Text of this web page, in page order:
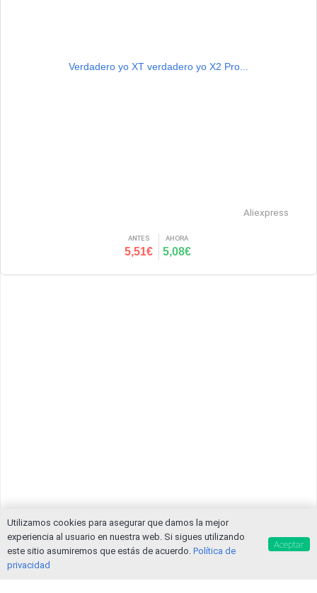
Verdadero yo XT verdadero yo X2 Pro...
Aliexpress
ANTES
5,51€
AHORA
5,08€
Utilizamos cookies para asegurar que damos la mejor
experiencia al usuario en nuestra web. Si sigues utilizando
este sitio asumiremos que estás de acuerdo. Política de
privacidad
Aceptar